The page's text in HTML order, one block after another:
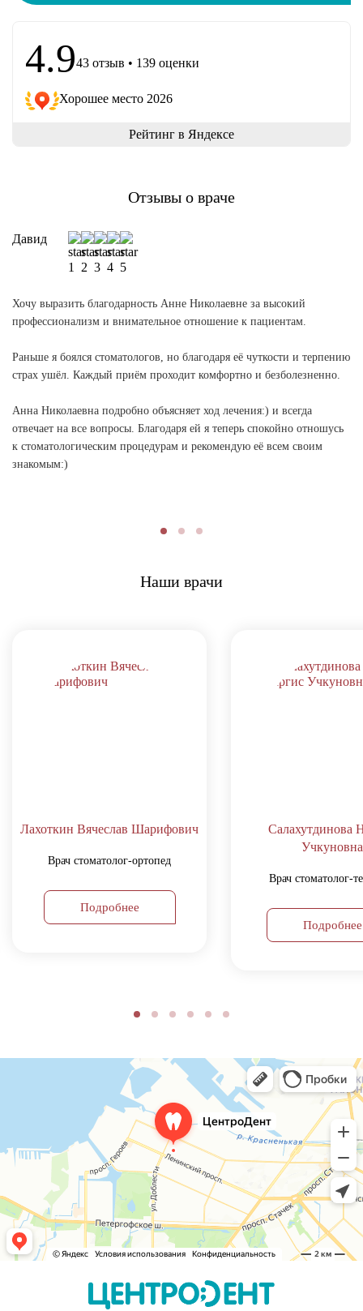
4.943 отзыв • 139 оценки
Хорошее место 2026
Рейтинг в Яндексе
Отзывы о враче
Давид
Хочу выразить благодарность Анне Николаевне за высокий
профессионализм и внимательное отношение к пациентам.
Раньше я боялся стоматологов, но благодаря её чуткости и терпению
страх ушёл. Каждый приём проходит комфортно и безболезненно.
Анна Николаевна подробно объясняет ход лечения:) и всегда
отвечает на все вопросы. Благодаря ей я теперь спокойно отношусь
к стоматологическим процедурам и рекомендую её всем своим
знакомым:)
Наши врачи
Лахоткин Вячеслав Шарифович
Врач стоматолог-ортопед
Подробнее
Салахутдинова
Учкуновна
Врач стоматолог-
Подробнее